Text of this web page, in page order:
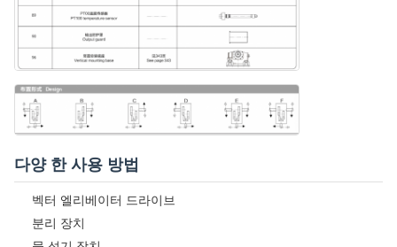
다양 한 사용 방법
벡터 엘리베이터 드라이브
분리 장치